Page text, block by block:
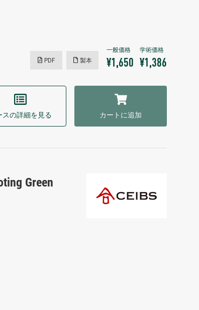
PDF 製本 ¥1,650 ¥1,386
スの詳細を見る カートに追加
Green